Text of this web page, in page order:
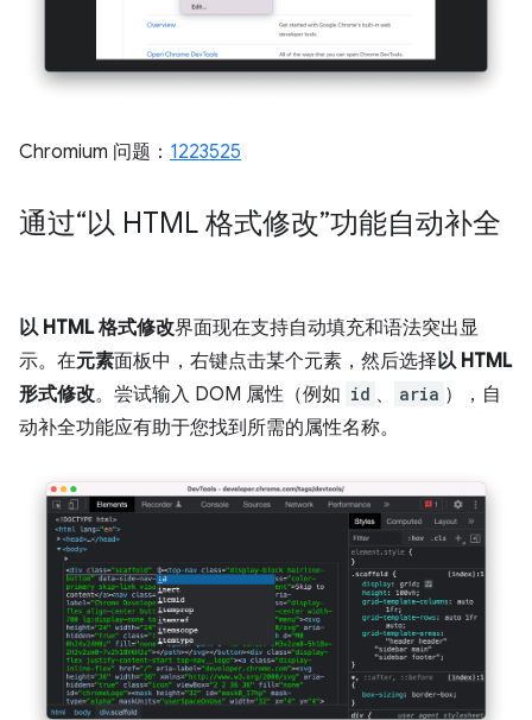
Chromium 问题： 1223525
通过“以 HTML 格式修改”功能自动补全
以 HTML 格式修改界面现在支持自动填充和语法突出显
示。在元素面板中，右键点击某个元素，然后选择以 HTML
形式修改。尝试输入 DOM 属性（例如 id 、 aria ），自
动补全功能应有助于您找到所需的属性名称。